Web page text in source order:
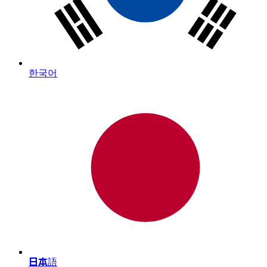
한국어
日本語